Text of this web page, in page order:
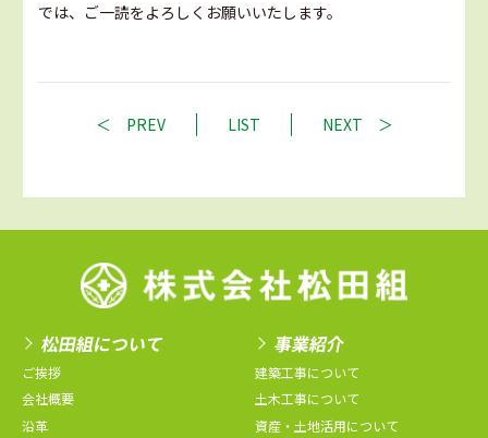
では、ご一読をよろしくお願いいたします。
PREV LIST NEXT
松田組について
ご挨拶
会社概要
沿革
事業紹介
建築工事について
土木工事について
資産・土地活用について